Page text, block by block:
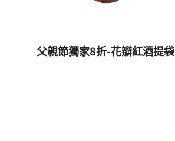
父親節獨家8折-花瓣紅酒提袋